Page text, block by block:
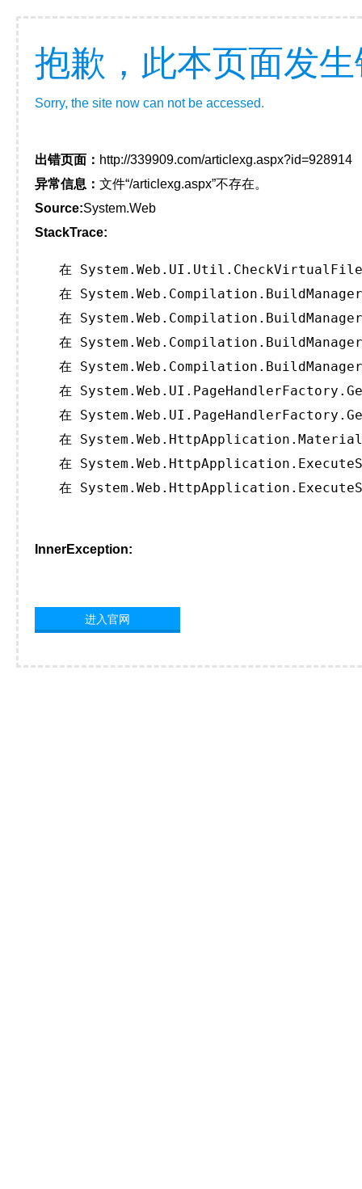
抱歉，此本页面发
Sorry, the site now can not be accessed.
出错页面： http://339909.com/articlexg.aspx?id=928914
异常信息： 文件“/articlexg.aspx”不存在。
Source:System.Web
StackTrace:
在
在
在
在
在
在
在
在
在
在
InnerException:
进入官网